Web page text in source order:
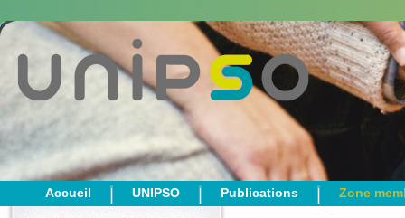
Accueil UNIPSO Publications Zone